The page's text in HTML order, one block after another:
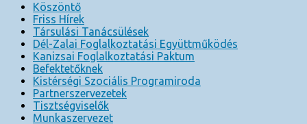
Köszöntő
Friss Hírek
Társulási Tanácsülések
Dél-Zalai Foglalkoztatási Együttműködés
Kanizsai Foglalkoztatási Paktum
Befektetőknek
Kistérségi Szociális Programiroda
Partnerszervezetek
Tisztségviselők
Munkaszervezet